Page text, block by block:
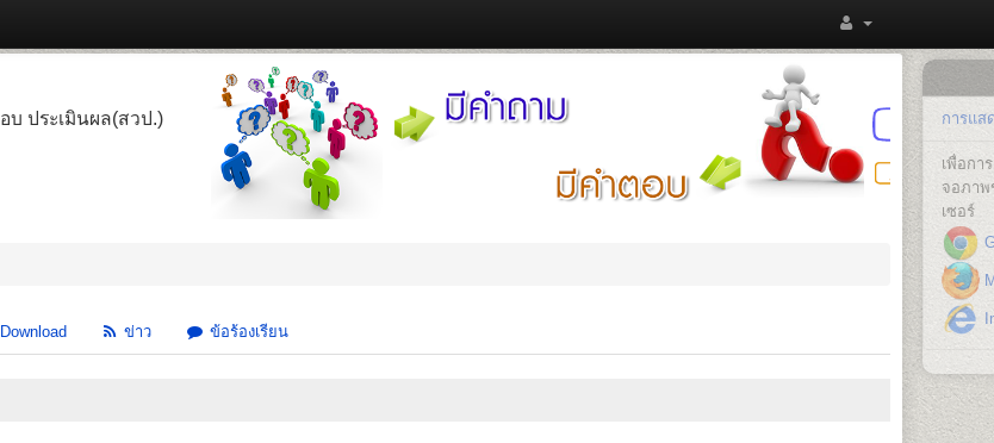
บ ประเมินผล(สวป.)
Download ข่าว ข้อร้องเรียน
การแส
เพื่อกา
จอภาพ
เซอร์